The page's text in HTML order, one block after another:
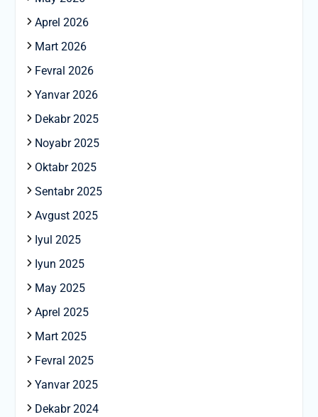
Aprel 2026
Mart 2026
Fevral 2026
Yanvar 2026
Dekabr 2025
Noyabr 2025
Oktabr 2025
Sentabr 2025
Avgust 2025
Iyul 2025
Iyun 2025
May 2025
Aprel 2025
Mart 2025
Fevral 2025
Yanvar 2025
Dekabr 2024